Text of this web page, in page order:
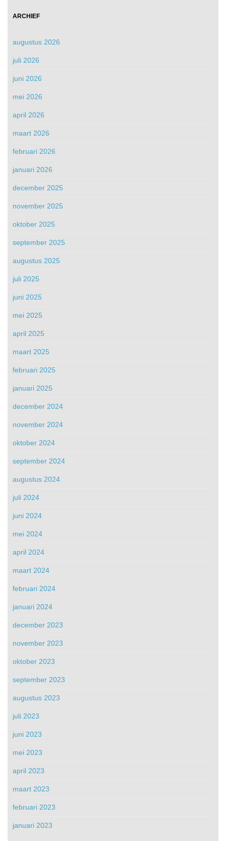
ARCHIEF
augustus 2026
juli 2026
juni 2026
mei 2026
april 2026
maart 2026
februari 2026
januari 2026
december 2025
november 2025
oktober 2025
september 2025
augustus 2025
juli 2025
juni 2025
mei 2025
april 2025
maart 2025
februari 2025
januari 2025
december 2024
november 2024
oktober 2024
september 2024
augustus 2024
juli 2024
juni 2024
mei 2024
april 2024
maart 2024
februari 2024
januari 2024
december 2023
november 2023
oktober 2023
september 2023
augustus 2023
juli 2023
juni 2023
mei 2023
april 2023
maart 2023
februari 2023
januari 2023